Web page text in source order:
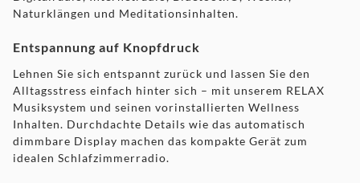
Naturklängen und Meditationsinhalten.
Entspannung auf Knopfdruck
Lehnen Sie sich entspannt zurück und lassen Sie den
Alltagsstress einfach hinter sich – mit unserem RELAX
Musiksystem und seinen vorinstallierten Wellness
Inhalten. Durchdachte Details wie das automatisch
dimmbare Display machen das kompakte Gerät zum
idealen Schlafzimmerradio.